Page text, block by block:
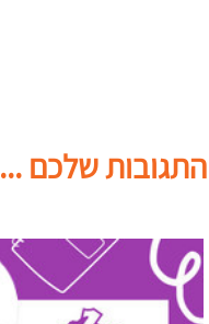
התגובות שלכם ...